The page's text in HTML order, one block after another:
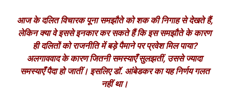
आज के दलित विचारक पूना समझौते को शक की निगाह से देखते हैं,
लेकिन क्या वे इससे इनकार कर सकते हैं कि इस समझौते के कारण
ही दलितों को राजनीति में बड़े पैमाने पर प्रवेश मिल पाया?
अलगाववाद के कारण जितनी समस्याएँ सुलझतीं, उससे ज्यादा
समस्याएँ पैदा हो जातीं। इसलिए डॉ. आंबेडकर का यह निर्णय गलत
नहीं था।